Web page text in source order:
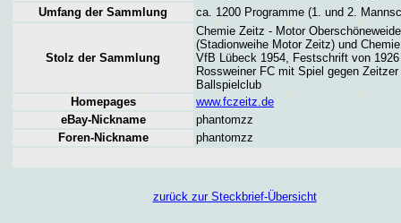
Umfang der Sammlung
ca. 1200 Programme (1. und 2.
Stolz der Sammlung
Chemie Zeitz - Motor Oberschöneweide
(Stadionweihe Motor Zeitz) und
VfB Lübeck 1954, Festschrift von 1926
Rossweiner FC mit Spiel gegen Zeitzer
Ballspielclub
Homepages
www.fczeitz.de
eBay-Nickname
phantomzz
Foren-Nickname phantomzz
zurück zur Steckbrief-Übersicht